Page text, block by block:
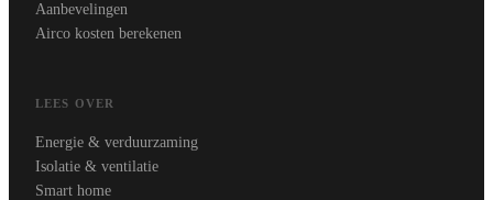
Aanbevelingen
Airco kosten berekenen
LEES OVER
Energie & verduurzaming
Isolatie & ventilatie
Smart home